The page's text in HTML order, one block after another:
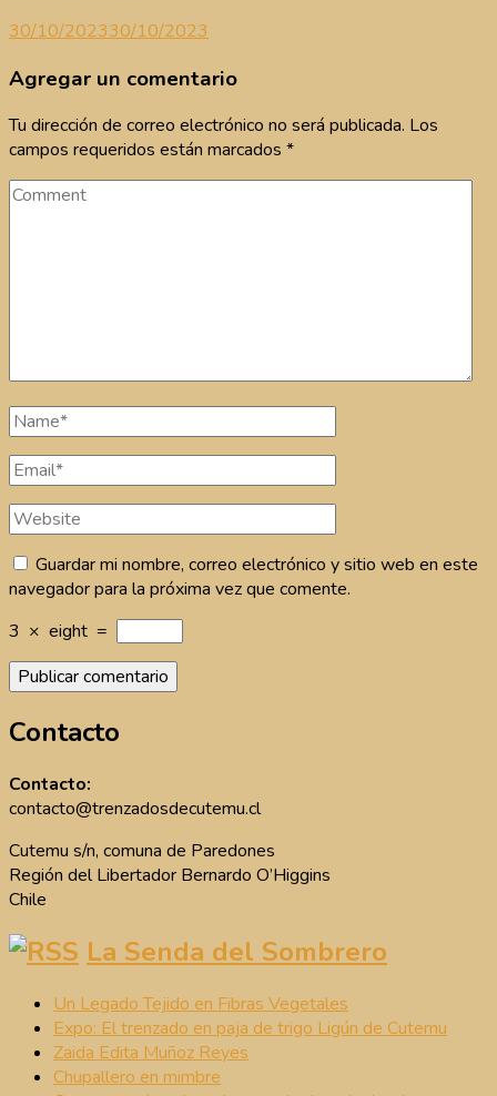
30/10/202330/10/2023
Agregar un comentario
Tu dirección de correo electrónico no será publicada. Los
campos requeridos están marcados *
Comment
Full
Name
Email
Website
Guardar mi nombre, correo electrónico y sitio web en este
navegador para la próxima vez que comente.
3 × eight =
Contacto
Contacto:
contacto@trenzadosdecutemu.cl
Cutemu s/n, comuna de Paredones
Región del Libertador Bernardo O’Higgins
Chile
La Senda del Sombrero
Un Legado Tejido en Fibras Vegetales
Expo: El trenzado en paja de trigo Ligún de Cutemu
Zaida Edita Muñoz Reyes
Chupallero en mimbre